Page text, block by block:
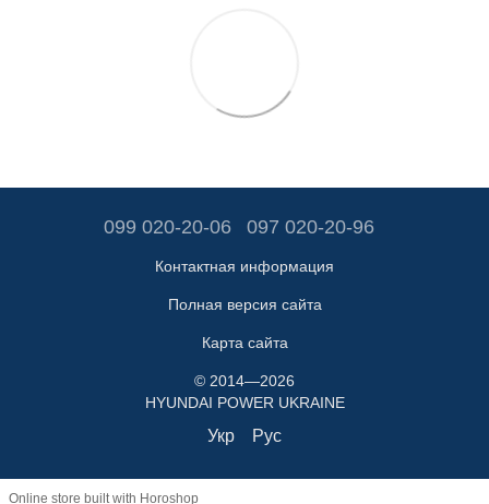
099 020-20-06 097 020-20-96
Контактная информация
Полная версия сайта
Карта сайта
© 2014—2026
HYUNDAI POWER UKRAINE
Укр Рус
Online store built with Horoshop